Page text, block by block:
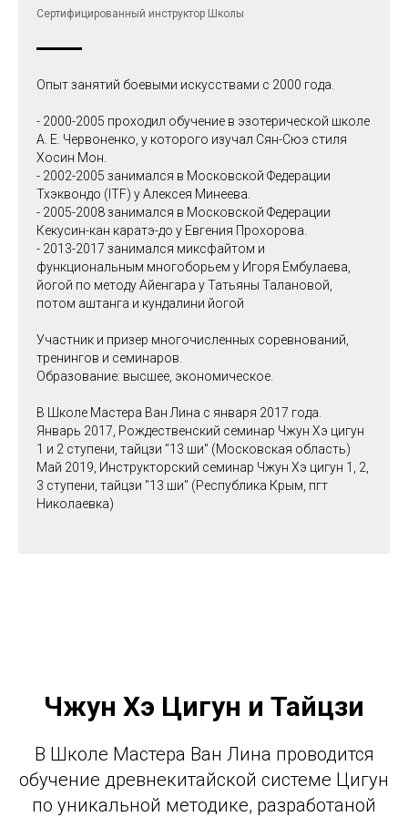
Сертифицированный инструктор Школы
Опыт занятий боевыми искусствами с 2000 года.
- 2000-2005 проходил обучение в эзотерической школе
А. Е. Червоненко, у которого изучал Сян-Сюэ стиля
Хосин Мон.
- 2002-2005 занимался в Mосковской Федерации
Тхэквондо (ITF) у Алексея Минеева.
- 2005-2008 занимался в Московской Федерации
Кекусин-кан каратэ-до у Евгения Прохорова.
- 2013-2017 занимался миксфайтом и
функциональным многоборьем у Игоря Ембулаева,
йогой по методу Айенгара у Татьяны Талановой,
потом аштанга и кундалини йогой
Участник и призер многочисленных соревнований,
тренингов и семинаров.
Образование: высшее, экономическое.
В Школе Мастера Ван Лина с января 2017 года.
Январь 2017, Рождественский семинар Чжун Хэ цигун
1 и 2 ступени, тайцзи "13 ши" (Московская область)
Май 2019, Инструкторский семинар Чжун Хэ цигун 1, 2,
3 ступени, тайцзи "13 ши" (Республика Крым, пгт
Николаевка)
Чжун Хэ Цигун и Тайцзи
В Школе Мастера Ван Лина проводится
обучение древнекитайской системе Цигун
по уникальной методике, разработаной